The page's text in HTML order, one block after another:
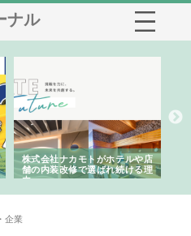
ナル
株式会社ナカモトがホテルや店
舗の内装改修で選ばれ続ける理
由
企業